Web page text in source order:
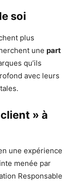
soi
plus
une part
qu’ils
avec leurs
» à
une expérience
menée par
Responsable